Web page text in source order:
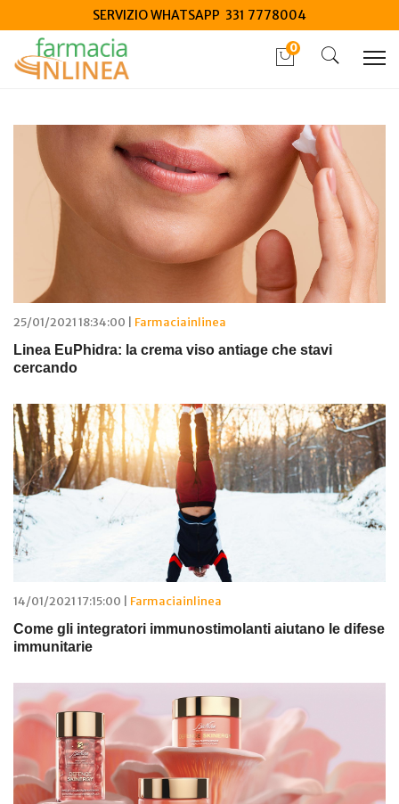
SERVIZIO WHATSAPP 331 7778004
0
25/01/2021 18:34:00 | Farmaciainlinea
Linea EuPhidra: la crema viso antiage che stavi
cercando
14/01/2021 17:15:00 | Farmaciainlinea
Come gli integratori immunostimolanti aiutano le difese
immunitarie